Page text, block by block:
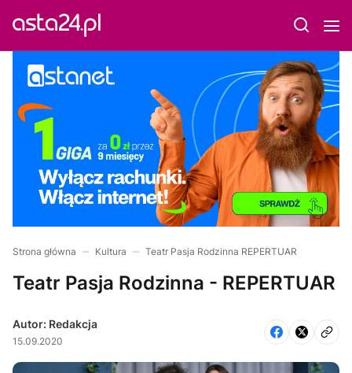
Strona główna Kultura Teatr Pasja Rodzinna REPERTUAR
Teatr Pasja Rodzinna - REPERTUAR
Autor: Redakcja
15.09.2020